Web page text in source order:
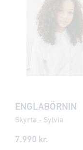
ENGLABÖRNIN
Skyrta - Sylvia
7.990 kr.